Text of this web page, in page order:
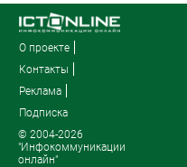
О проекте
Контакты
Реклама
Подписка
© 2004-2026
"Инфокоммуникации
онлайн"